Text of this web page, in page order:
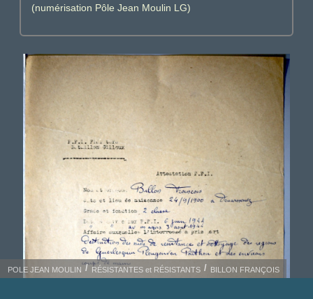
(numérisation Pôle Jean Moulin LG)
POLE JEAN MOULIN RÉSISTANTES et RÉSISTANTS BILLON FRANÇOIS